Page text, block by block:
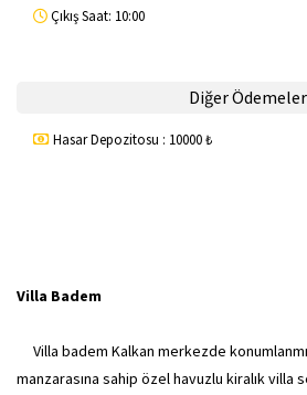
Çıkış Saat: 10:00
Diğer Ödemeler
Hasar Depozitosu : 10000 ₺
Villa Badem
Villa badem Kalkan merkezde
manzarasına sahip özel havuzlu kiralık